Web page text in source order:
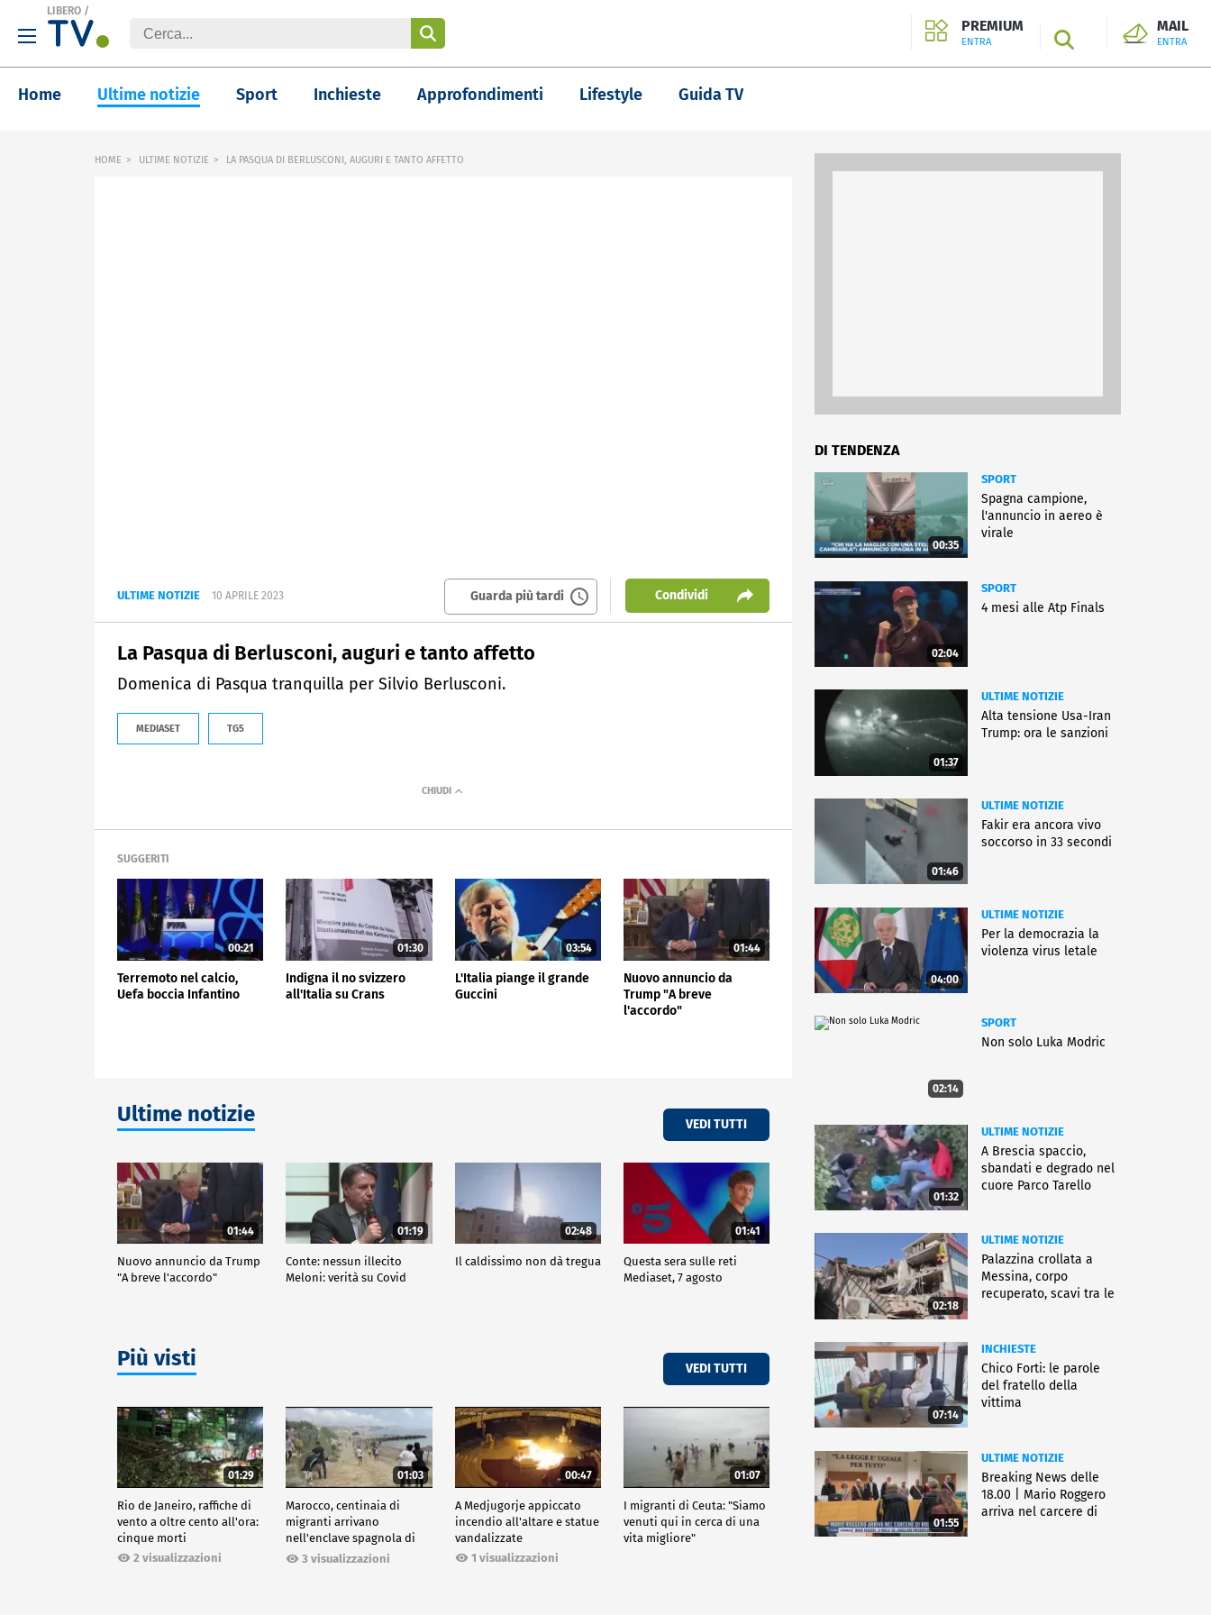
LIBERO /
PREMIUM
ENTRA SEARCH
MAIL
ENTRA
Home Ultime notizie Sport Inchieste Approfondimenti Lifestyle Guida TV
HOME ULTIME NOTIZIE LA PASQUA DI BERLUSCONI, AUGURI E TANTO AFFETTO
ULTIME NOTIZIE 10 APRILE 2023 Guarda più tardi Condividi
La Pasqua di Berlusconi, auguri e tanto affetto
Domenica di Pasqua tranquilla per Silvio Berlusconi.
MEDIASET TG5
SUGGERITI
00:21
Terremoto nel calcio,
Uefa boccia Infantino
01:30
Indigna il no svizzero
all'Italia su Crans
03:54
L'Italia piange il grande
Guccini
01:44
Nuovo annuncio da
Trump "A breve
l'accordo"
Ultime notizie VEDI TUTTI
01:44
Nuovo annuncio da Trump
"A breve l'accordo"
01:19
Conte: nessun illecito
Meloni: verità su Covid
02:48
Il caldissimo non dà tregua
01:41
Questa sera sulle reti
Mediaset, 7 agosto
Più visti VEDI TUTTI
01:29
Rio de Janeiro, raffiche di
vento a oltre cento all'ora:
cinque morti
2 visualizzazioni
01:03
Marocco, centinaia di
migranti arrivano
nell'enclave spagnola di
Ceuta3 visualizzazioni
00:47
A Medjugorje appiccato
incendio all'altare e statue
vandalizzate
1 visualizzazioni
01:07
I migranti di Ceuta: "Siamo
venuti qui in cerca di una
vita migliore"
DI TENDENZA
00:35
SPORT
Spagna campione,
l'annuncio in aereo è
virale
02:04
SPORT
4 mesi alle Atp Finals
01:37
ULTIME NOTIZIE
Alta tensione Usa-Iran
Trump: ora le sanzioni
01:46
ULTIME NOTIZIE
Fakir era ancora vivo
soccorso in 33 secondi
04:00
ULTIME NOTIZIE
Per la democrazia la
violenza virus letale
02:14
SPORT
Non solo Luka Modric
01:32
ULTIME NOTIZIE
A Brescia spaccio,
sbandati e degrado nel
cuore Parco Tarello
02:18
ULTIME NOTIZIE
Palazzina crollata a
Messina, corpo
recuperato, scavi tra le
07:14
INCHIESTE
Chico Forti: le parole
del fratello della
vittima
01:55
ULTIME NOTIZIE
Breaking News delle
18.00 | Mario Roggero
arriva nel carcere di